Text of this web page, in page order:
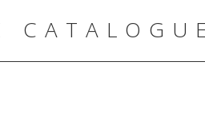
CATALOGUE